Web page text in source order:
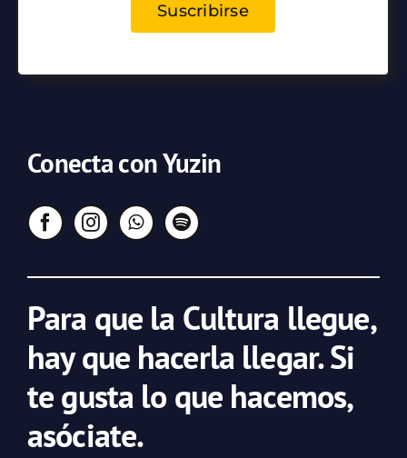
Suscribirse
Conecta con Yuzin
Para que la Cultura llegue,
hay que hacerla llegar. Si
te gusta lo que hacemos,
asóciate.